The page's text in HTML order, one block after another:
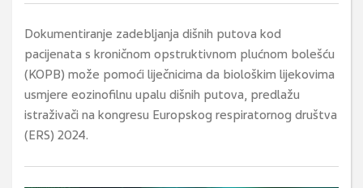
Dokumentiranje zadebljanja dišnih putova kod
pacijenata s kroničnom opstruktivnom plućnom bolešću
(KOPB) može pomoći liječnicima da biološkim lijekovima
usmjere eozinofilnu upalu dišnih putova, predlažu
istraživači na kongresu Europskog respiratornog društva
(ERS) 2024.